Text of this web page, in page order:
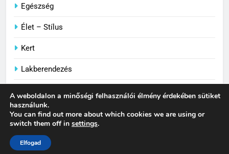
Egészség
Élet – Stílus
Kert
Lakberendezés
Vaci-Souvenir - News WordPress sablon 2026. Powered
A weboldalon a minőségi felhasználói élmény érdekében sütiket
használunk.
You can find out more about which cookies we are using or
switch them off in settings.
Elfogad